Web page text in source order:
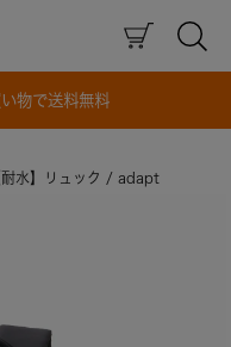
物で送料無料
耐水】リュック / adapt